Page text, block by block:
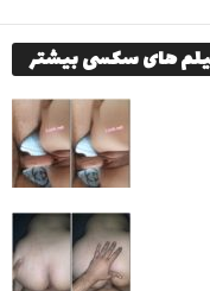
های سکسی بیشتر